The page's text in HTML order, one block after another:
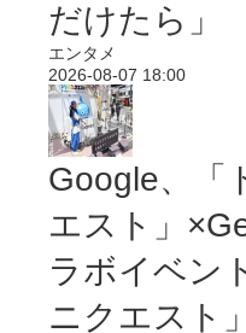
だけたら」
エンタメ
2026-08-07 18:00
Google、「
エスト」
ラボイベン
ニクエスト